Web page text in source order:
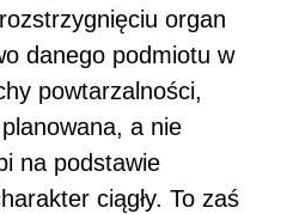
organ
danego podmiotu w
powtarzalności,
a nie
na podstawie
ciągły. To zaś